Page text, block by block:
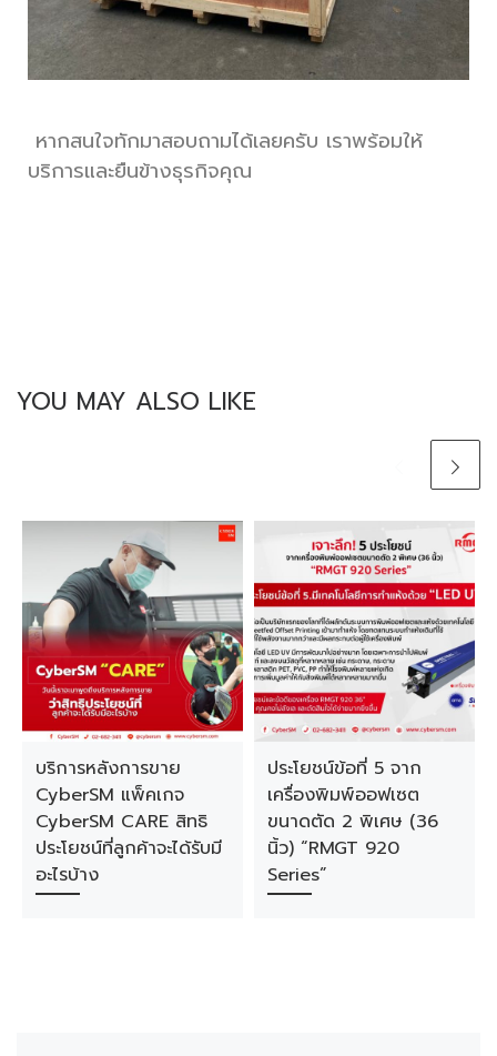
หากสนใจทักมาสอบถามได้เลยครับ เราพร้อมให้
บริการและยืนข้างธุรกิจคุณ
YOU MAY ALSO LIKE
บริการหลังการขาย
CyberSM แพ็คเกจ
CyberSM CARE สิทธิ
ประโยชน์ที่ลูกค้าจะได้รับมี
อะไรบ้าง
ประโยชน์ข้อที่ 5 จาก
เครื่องพิมพ์ออฟเซต
ขนาดตัด 2 พิเศษ (36
นิ้ว) “RMGT 920
Series”